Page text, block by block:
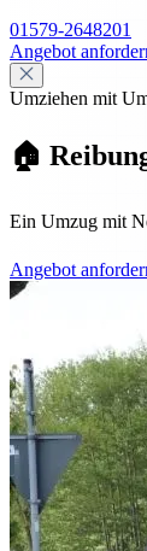
01579-2648201
Angebot
Umziehen mit
🏠
Ein Umzug mit
Angebot